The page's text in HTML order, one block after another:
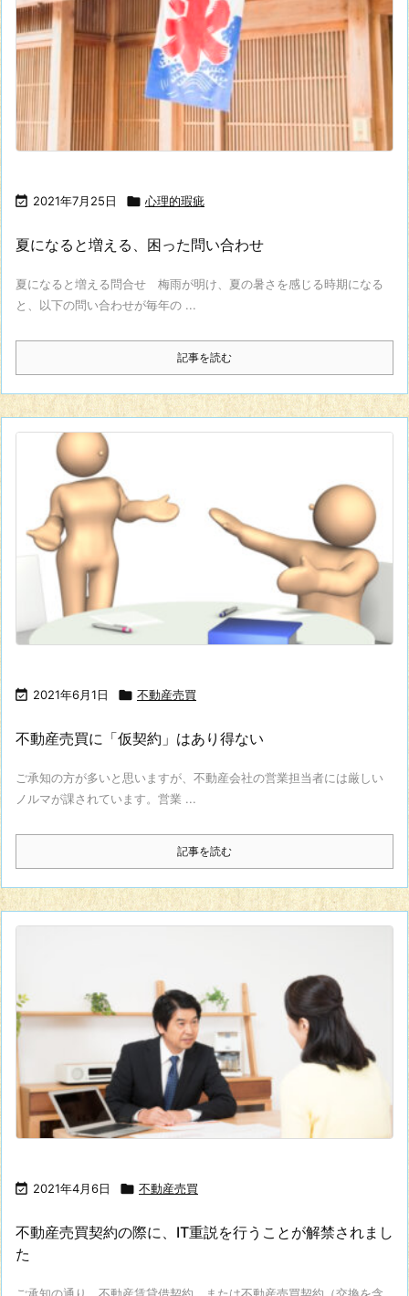
 2021年7月25日  心理的瑕疵
夏になると増える、困った問い合わせ
夏になると増える問合せ 梅雨が明け、夏の暑さを感じる時期になる
と、以下の問い合わせが毎年の ...
記事を読む
 2021年6月1日  不動産売買
不動産売買に「仮契約」はあり得ない
ご承知の方が多いと思いますが、不動産会社の営業担当者には厳しい
ノルマが課されています。営業 ...
記事を読む
 2021年4月6日  不動産売買
不動産売買契約の際に、IT重説を行うことが解禁されまし
た
ご承知の通り、不動産賃貸借契約、または不動産売買契約（交換を含